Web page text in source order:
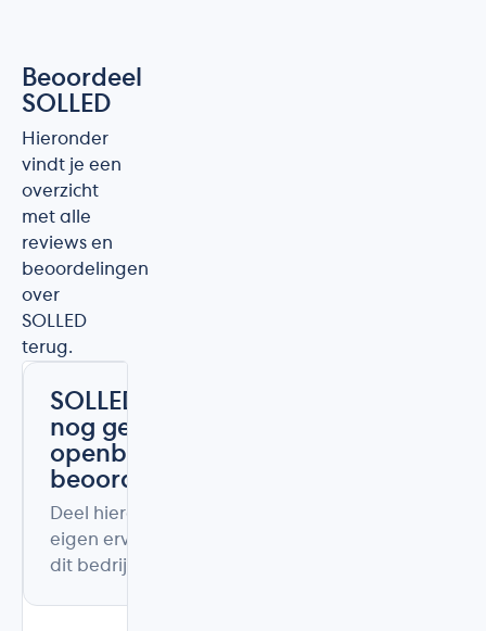
Beoordeel
SOLLED
Hieronder
vindt je een
overzicht
met alle
reviews en
beoordelingen
over
SOLLED
terug.
SOLLED heeft
nog geen
openbare
beoordelingen
Deel hieronder uw
eigen ervaring met
dit bedrijf.